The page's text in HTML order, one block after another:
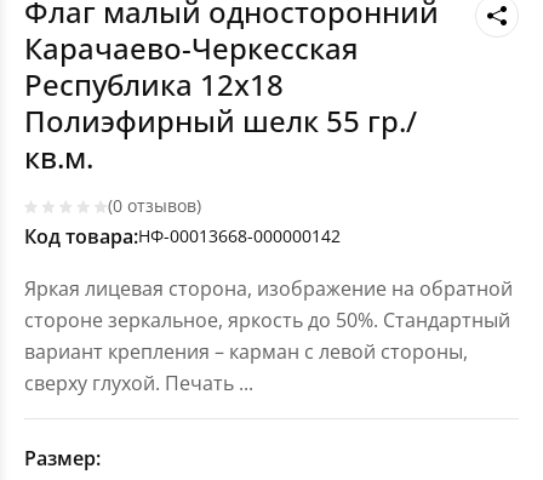
Флаг малый односторонний
Карачаево-Черкесская
Республика 12х18
Полиэфирный шелк 55 гр./
кв.м.
(0 отзывов)
Код товара:НФ-00013668-000000142
Яркая лицевая сторона, изображение на обратной
стороне зеркальное, яркость до 50%. Стандартный
вариант крепления – карман с левой стороны,
сверху глухой. Печать ...
Размер: